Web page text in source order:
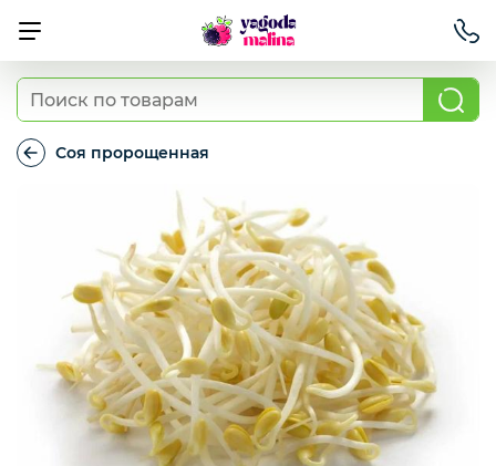
Ягода свежая
Овощи свежие
Авокадо, батат, спаржа свежая
Грибы
Соя пророщенная